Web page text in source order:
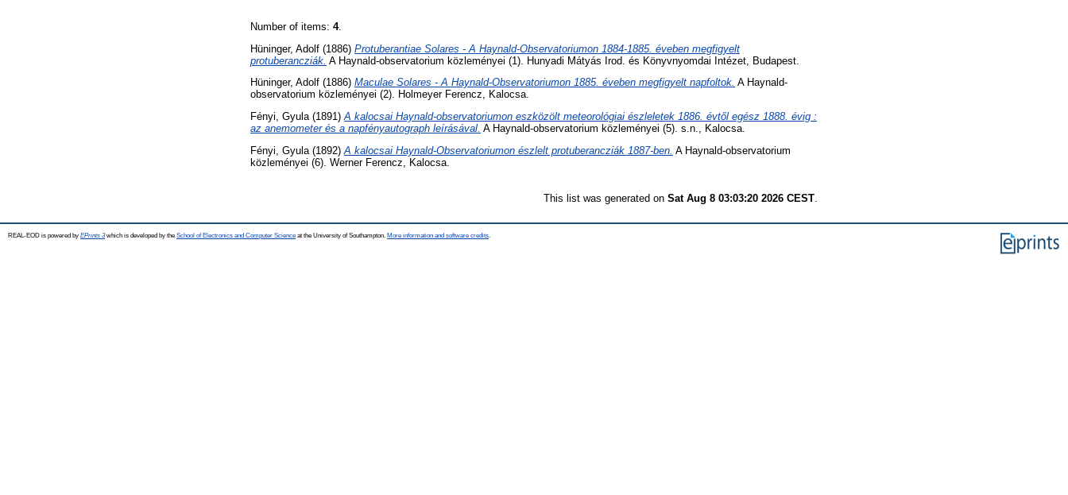
Number of items: 4.
Hüninger, Adolf (1886) Protuberantiae Solares - A Haynald-Observatoriumon 1884-1885. éveben megfigyelt
protuberancziák. A Haynald-observatorium közleményei (1). Hunyadi Mátyás Irod. és Könyvnyomdai Intézet, Budapest.
Hüninger, Adolf (1886) Maculae Solares - A Haynald-Observatoriumon 1885. éveben megfigyelt napfoltok. A Haynald-
observatorium közleményei (2). Holmeyer Ferencz, Kalocsa.
Fényi, Gyula(1891)A kalocsai Haynald-observatoriumon eszközölt meteorológiai észleletek 1886. évtől egész 1888. évig :
az anemometer és a napfényautograph leírásával. A Haynald-observatorium közleményei (5). s.n., Kalocsa.
Fényi, Gyula (1892) A kalocsai Haynald-Observatoriumon észlelt protuberancziák 1887-ben. A Haynald-observatorium
közleményei (6). Werner Ferencz, Kalocsa.
This list was generated on Sat Aug 8 03:03:20 2026 CEST
REAL-EOD is powered by EPrints 3which is developed by the School of Electronics and Computer Science at the University of Southampton. More information and software credits